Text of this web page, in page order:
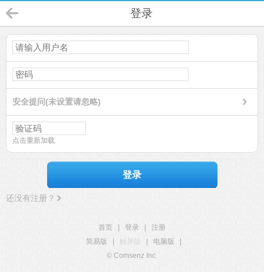
登录
安全提问(未设置请忽略)
点击重新加载
登录
还没有注册？
首页 登录
注册
简易版
触屏版 电脑版
© Comsenz Inc.